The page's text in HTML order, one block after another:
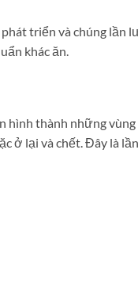
triển và chúng lần
khác ăn.
thành những vùng
ở lại và chết. Đây là